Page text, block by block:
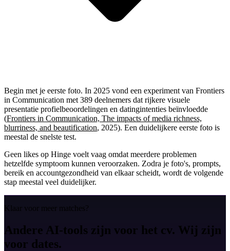
Begin met je eerste foto. In 2025 vond een experiment van Frontiers
in Communication met 389 deelnemers dat rijkere visuele
presentatie profielbeoordelingen en datingintenties beïnvloedde
(Frontiers in Communication, The impacts of media richness,
blurriness, and beautification, 2025). Een duidelijkere eerste foto is
meestal de snelste test.
Geen likes op Hinge voelt vaag omdat meerdere problemen
hetzelfde symptoom kunnen veroorzaken. Zodra je foto's, prompts,
bereik en accountgezondheid van elkaar scheidt, wordt de volgende
stap meestal veel duidelijker.
Klaar voor meer matches?
Andere AI-tools zijn voor het cv. Wij zijn
voor dates.